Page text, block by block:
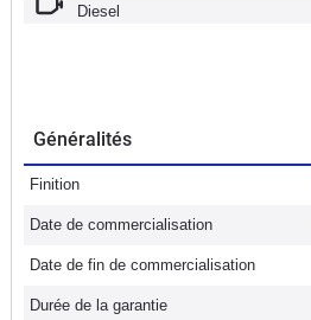
Diesel
Généralités
Finition
Date de commercialisation
Date de fin de commercialisation
Durée de la garantie